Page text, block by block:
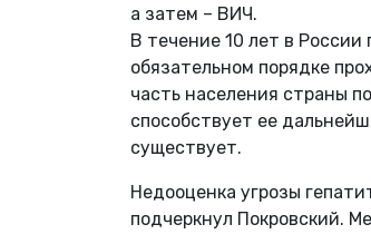
а затем – ВИЧ.
В течение 10 лет в
обязательном порядке
часть населения страны
способствует ее
существует.
Недооценка угрозы
подчеркнул Покровский.